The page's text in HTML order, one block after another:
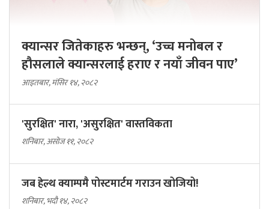
क्यान्सर जितेकाहरु भन्छन्, ‘उच्च मनोबल र
हौसलाले क्यान्सरलाई हराए र नयाँ जीवन पाए’
आइतबार, मंसिर १४, २०८२
'सुरक्षित' नारा, 'असुरक्षित' वास्तविकता
शनिबार, असोज ११, २०८२
जब हेल्थ क्याम्पमै पोस्टमार्टम गराउन खोजियो!
शनिबार, भदौ १४, २०८२